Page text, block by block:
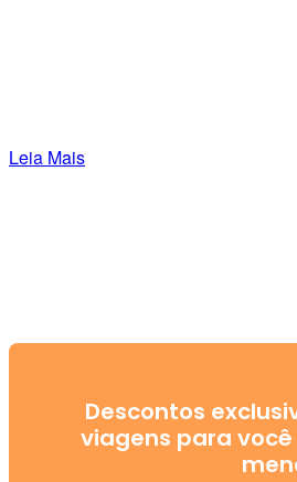
Leia Mais
Descontos
viagens para